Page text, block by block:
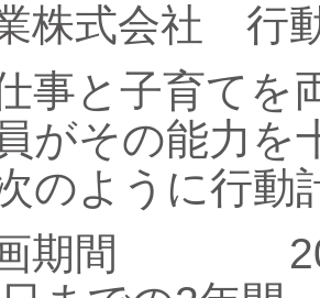
株式会社 行
事と子育てを
がその能力を
のように行動
画期間